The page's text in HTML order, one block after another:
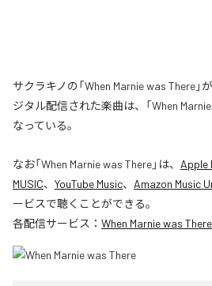
サクラキノの「When Marnie was There
ジタル配信された楽曲は、「When
なっている。
なお「When Marnie was There」は、 Apple
MUSIC、 YouTube Music、 Amazon Music
ービスで聴くことができる。
各配信サービス： When Marnie was There